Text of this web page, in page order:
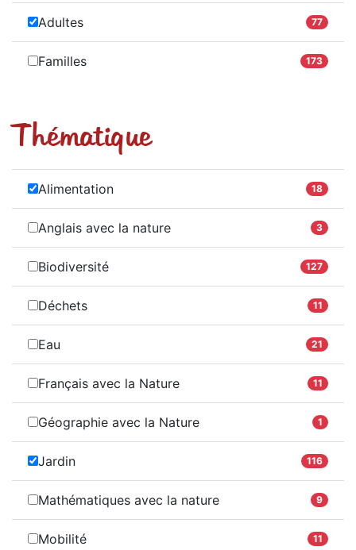
Adultes 77
Familles 173
Thématique
Alimentation 18
Anglais avec la nature 3
Biodiversité 127
Déchets 11
Eau 21
Français avec la Nature 11
Géographie avec la Nature 1
Jardin 116
Mathématiques avec la nature 9
Mobilité 11